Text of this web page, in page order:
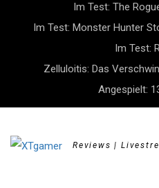
Im Test: The
Im Test: Monster Hunter
Im Test:
Zelluloitis: Das
Angespielt:
Reviews |